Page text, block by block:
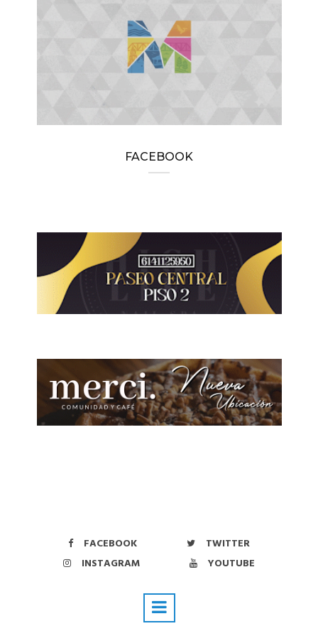
FACEBOOK
FACEBOOK
TWITTER
INSTAGRAM
YOUTUBE